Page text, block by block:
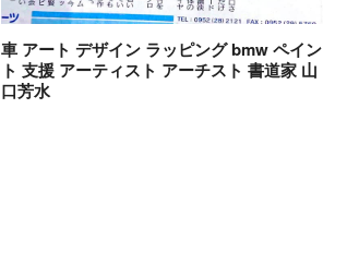
車 アート デザイン ラッピング bmw ペイン
ト 支援 アーティスト アーチスト 書道家 山
口芳水